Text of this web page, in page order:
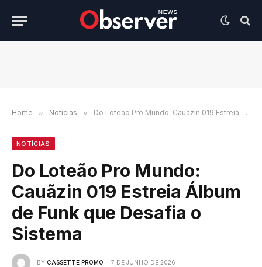
Home » Notícias » Do Loteão Pro Mundo: Cauãzin 019 Estreia Álbum de Funk que Desafia o Sistema
NOTÍCIAS
Do Loteão Pro Mundo:
Cauãzin 019 Estreia Álbum
de Funk que Desafia o
Sistema
BY CASSETTE PROMO 7 DE JUNHO DE 2026